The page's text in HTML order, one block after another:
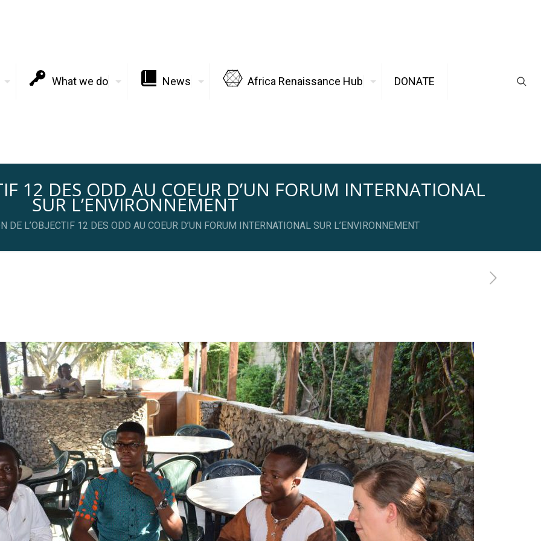
What we do News Africa Renaissance Hub DONATE
12 DES ODD AU COEUR D’UN FORUM INTERNATIONAL
SUR L’ENVIRONNEMENT
DE L’OBJECTIF 12 DES ODD AU COEUR D’UN FORUM INTERNATIONAL SUR L’ENVIRONNEMENT